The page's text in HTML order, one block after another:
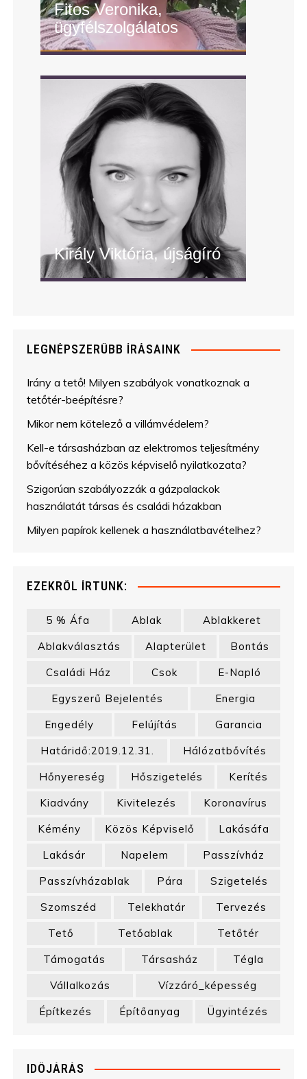
ügyfélszolgálatos"/>
Fitos Veronika,
ügyfélszolgálatos
Király Viktória, újságíró
LEGNÉPSZERŰBB ÍRÁSAINK
Irány a tető! Milyen szabályok vonatkoznak a
tetőtér-beépítésre?
Mikor nem kötelező a villámvédelem?
Kell-e társasházban az elektromos teljesítmény
bővítéséhez a közös képviselő nyilatkozata?
Szigorúan szabályozzák a gázpalackok
használatát társas és családi házakban
Milyen papírok kellenek a használatbavételhez?
EZEKRŐL ÍRTUNK:
5 % Áfa Ablak
Ablakkeret
Ablakválasztás
Alapterület
Bontás
Családi Ház
Csok
E-Napló
Egyszerű Bejelentés
Energia
Engedély
Felújítás
Garancia
Határidő:2019.12.31.
Hálózatbővítés
Hőnyereség
Hőszigetelés
Kerítés
Kiadvány
Kivitelezés
Koronavírus
Kémény
Közös Képviselő
Lakásáfa
Lakásár
Napelem
Passzívház
Passzívházablak
Pára
Szigetelés
Szomszéd
Telekhatár
Tervezés
Tető
Tetőablak
Tetőtér
Támogatás
Társasház
Tégla
Vállalkozás
Vízzáró_képesség
Építkezés
Építőanyag Ügyintézés
IDŐJÁRÁS